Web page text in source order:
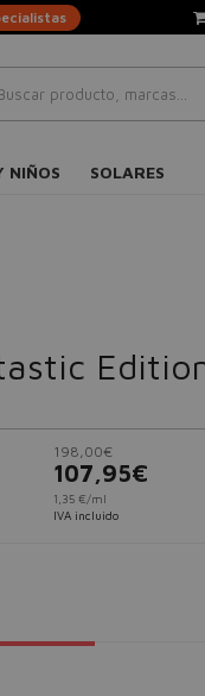
NIÑOS SOLARES
198,00€
107,95€
1,35 €/ml
IVA incluido